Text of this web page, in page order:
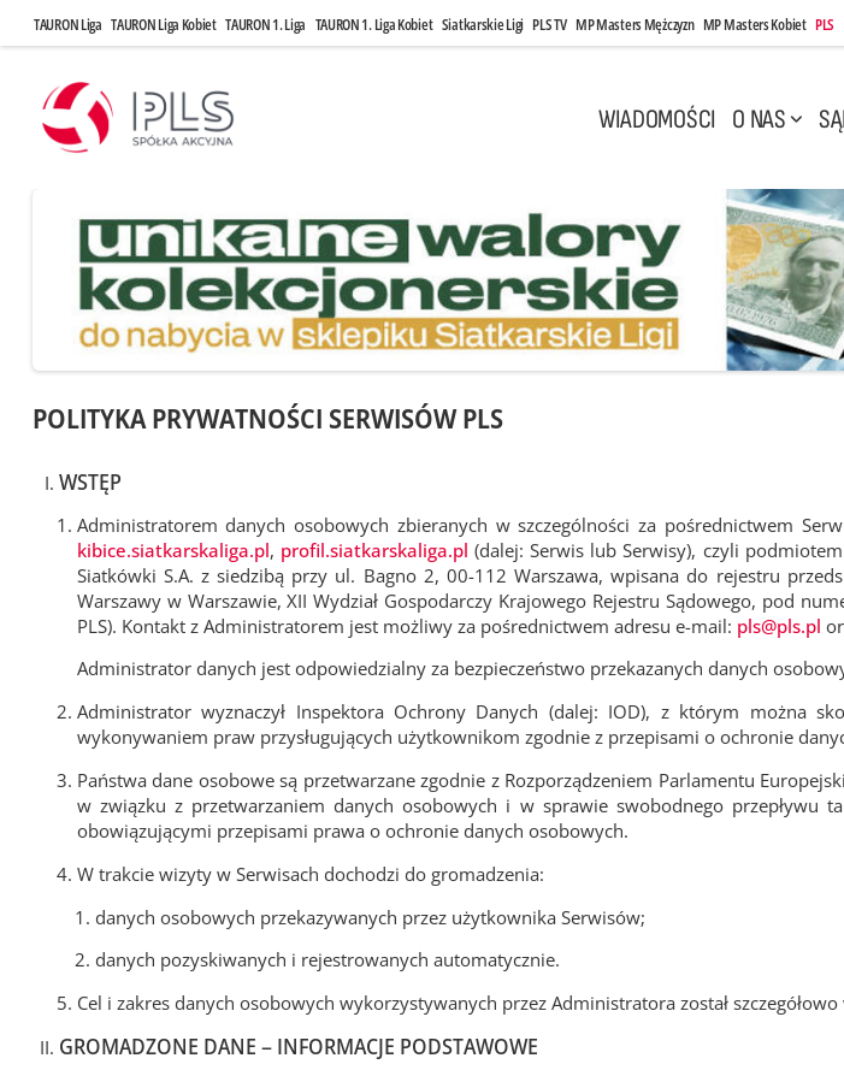
TAURON Liga TAURON Liga Kobiet TAURON 1. Liga TAURON 1. Liga Kobiet Siatkarskie Ligi PLS TV MP Masters Mężczyzn MP Masters Kobiet PLS
WIADOMOŚCI O NAS
POLITYKA PRYWATNOŚCI SERWISÓW PLS
WSTĘP
Administratorem danych osobowych zbieranych w szczególności za pośrednictwem
kibice.siatkarskaliga.pl, profil.siatkarskaliga.pl (dalej: Serwis lub Serwisy), czyli
Siatkówki S.A. z siedzibą przy ul. Bagno 2, 00-112 Warszawa, wpisana do rejestru
Warszawy w Warszawie, XII Wydział Gospodarczy Krajowego Rejestru Sądowego, pod
PLS). Kontakt z Administratorem jest możliwy za pośrednictwem adresu e-mail: pls@pls.pl
Administrator danych jest odpowiedzialny za bezpieczeństwo przekazanych danych
Administrator wyznaczył Inspektora Ochrony Danych (dalej: IOD), z którym można
wykonywaniem praw przysługujących użytkownikom zgodnie z przepisami o ochronie
Państwa dane osobowe są przetwarzane zgodnie z Rozporządzeniem Parlamentu
w związku z przetwarzaniem danych osobowych i w sprawie swobodnego przepływu
obowiązującymi przepisami prawa o ochronie danych osobowych.
W trakcie wizyty w Serwisach dochodzi do gromadzenia:
danych osobowych przekazywanych przez użytkownika Serwisów;
danych pozyskiwanych i rejestrowanych automatycznie.
Cel i zakres danych osobowych wykorzystywanych przez Administratora został
GROMADZONE DANE – INFORMACJE PODSTAWOWE